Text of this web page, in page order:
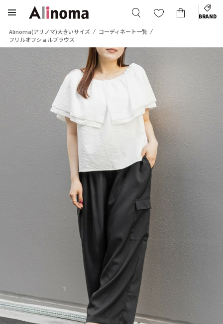
BRAND
Alinoma(アリノマ)大きいサイズ
コーディネート一覧
フリルオフショルブラウス